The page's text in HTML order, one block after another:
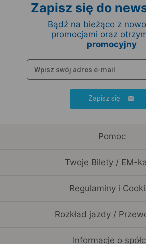
Zapisz się do
Bądź na bieżąco z
promocjami oraz
promocyjny
Zapisz się
Pomoc
Twoje Bilety / EM-
Regulaminy i
Rozkład jazdy /
Informacje o